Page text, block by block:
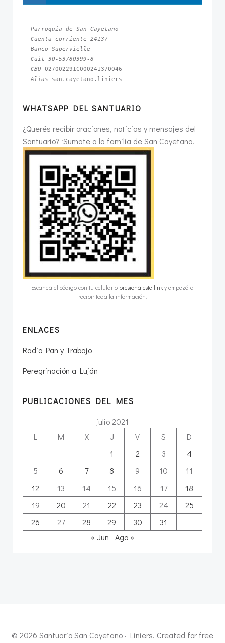
Parroquia de San Cayetano
Cuenta corriente 24137
Banco Supervielle
Cuit 30-53780399-8
CBU
Alias san.cayetano.liniers
WHATSAPP DEL SANTUARIO
¿Querés recibir oraciones, noticias y mensajes del
Santuario? ¡Sumate a la familia de San Cayetano!
Escaneá el código con tu celular o presioná este link y empezá a
recibir toda la información.
ENLACES
Radio Pan y Trabajo
Peregrinación a Luján
PUBLICACIONES DEL MES
julio 2021
L
M X J V S
D
1
2 3
4
5
6 7 8 9 10
11
12
13 14 15 16 17
18
19
20 21 22 23 24
25
26
27 28 29 30
31
« Jun
Ago »
© 2026 Santuario San Cayetano · Liniers. Created for free